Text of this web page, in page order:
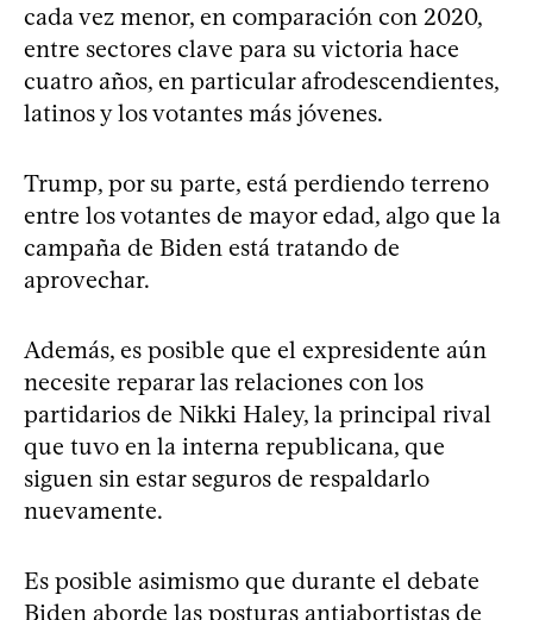
cada vez menor, en comparación con 2020,
entre sectores clave para su victoria hace
cuatro años, en particular afrodescendientes,
latinos y los votantes más jóvenes.
Trump, por su parte, está perdiendo terreno
entre los votantes de mayor edad, algo que la
campaña de Biden está tratando de
aprovechar.
Además, es posible que el expresidente aún
necesite reparar las relaciones con los
partidarios de Nikki Haley, la principal rival
que tuvo en la interna republicana, que
siguen sin estar seguros de respaldarlo
nuevamente.
Es posible asimismo que durante el debate
Biden aborde las posturas antiabortistas de